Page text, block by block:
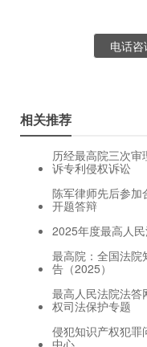
电话咨
相关推荐
历经最高院三次
诉专利侵权诉讼
陈军律师先后参加
开题答辩
2025年度最高人
最高院：全国法院
告（2025）
最高人民法院法
权司法保护专题
侵犯知识产权犯